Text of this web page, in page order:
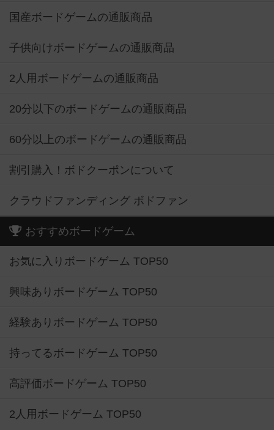
国産ボードゲームの通販商品
子供向けボードゲームの通販商品
2人用ボードゲームの通販商品
20分以下のボードゲームの通販商品
60分以上のボードゲームの通販商品
割引購入！ボドクーポンについて
クラウドファンディング ボドファン
おすすめボードゲーム
お気に入りボードゲーム TOP50
興味ありボードゲーム TOP50
経験ありボードゲーム TOP50
持ってるボードゲーム TOP50
高評価ボードゲーム TOP50
2人用ボードゲーム TOP50